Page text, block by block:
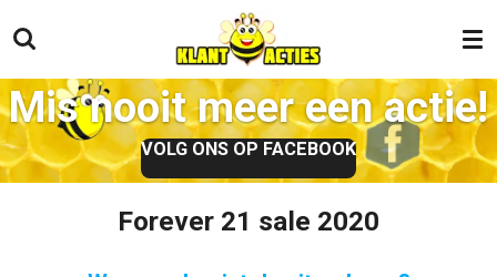
direct
naar
de
hoofdinhoud
Mis nooit meer een actie!
VOLG ONS OP FACEBOOK
Forever 21 sale 2020